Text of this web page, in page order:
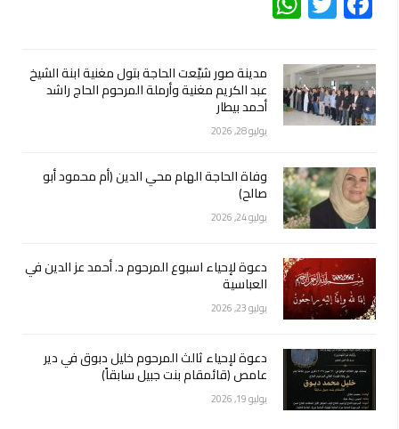
مدينة صور شيّعت الحاجة بتول مغنية ابنة الشيخ
عبد الكريم مغنية وأرملة المرحوم الحاج راشد
أحمد بيطار
يوليو 28, 2026
وفاة الحاجة الهام محي الدين (أم محمود أبو
صالح)
يوليو 24, 2026
دعوة لإحياء اسبوع المرحوم د. أحمد عز الدين في
العباسية
يوليو 23, 2026
دعوة لإحياء ثالث المرحوم خليل دبوق في دير
عامص (قائمقام بنت جبيل سابقاً)
يوليو 19, 2026